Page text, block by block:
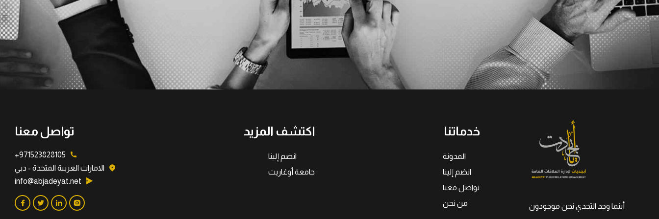
أينما وجد التحدي نحن موجودون
خدماتنا
المدونة
انضم إلينا
تواصل معنا
من نحن
اكتشف المزيد
انضم إلينا
جامعة أوغاريت
تواصل معنا
971523828105+
الامارات العربية المتحدة - دبي
info@abjadeyat.net